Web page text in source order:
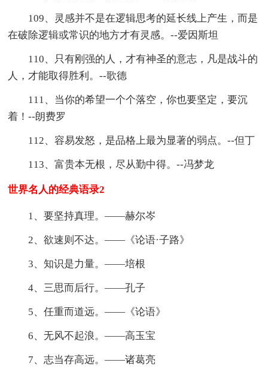
109、灵感并不是在逻辑思考的延长线上产生，而是
在破除逻辑或常识的地方才有灵感。--爱因斯坦
110、只有刚强的人，才有神圣的意志，凡是战斗的
人，才能取得胜利。--歌德
111、当你的希望一个个落空，你也要坚定，要沉
着！--朗费罗
112、容易发怒，是品格上最为显著的弱点。--但丁
113、富贵本无根，尽从勤中得。--冯梦龙
世界名人的经典语录2
1、要坚持真理。——赫尔岑
2、欲速则不达。——《论语·子路》
3、知识是力量。——培根
4、三思而后行。——孔子
5、任重而道远。——《论语》
6、无风不起浪。——高玉宝
7、志当存高远。——诸葛亮